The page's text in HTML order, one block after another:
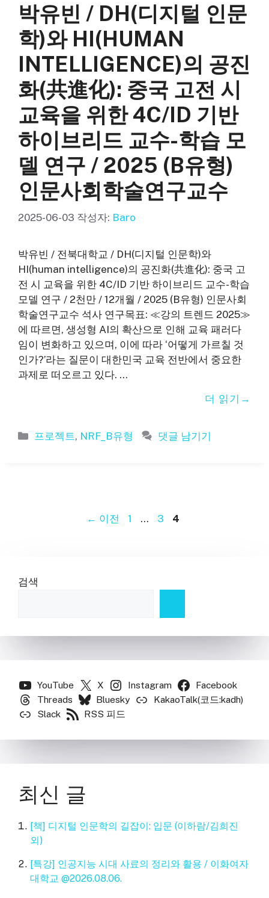
박유빈 / DH(디지털 인문
학)와 HI(HUMAN
INTELLIGENCE)의 공진
화(共進化): 중국 고전 시
교육을 위한 4C/ID 기반
하이브리드 교수-학습 모
델 연구 / 2025 (B유형)
인문사회학술연구교수
2025-06-03 작성자: Baro
박유빈 / 전북대학교 / DH(디지털 인문학)와
HI(human intelligence)의 공진화(共進化): 중국 고
전 시 교육을 위한 4C/ID 기반 하이브리드 교수-학습
모델 연구 / 2천만 / 12개월 / 2025 (B유형) 인문사회
학술연구교수 석사 연구목표: ≪강의 트렌드 2025≫
에 따르면, 생성형 AI의 확산으로 인해 교육 패러다
임이 변화하고 있으며, 이에 따라 ‘어떻게 가르칠 것
인가?’라는 질문이 대한민국 교육 전반에서 중요한
과제로 떠오르고 있다. …
더 읽기
카
프로젝트, NRF_B유형 댓글 남기기
← 이전
페
1 …
페
3
페
4
검색
YouTube X Instagram
Facebook
Threads
Bluesky
KakaoTalk(코드:kadh)
Slack
RSS 피드
최신 글
[책] 디지털 인문학의 길잡이: 입문 (이하람/김희진
외)
[특강] 인공지능 시대 사료의 정리와 활용 / 이화여자
대학교 @2026.08.06.